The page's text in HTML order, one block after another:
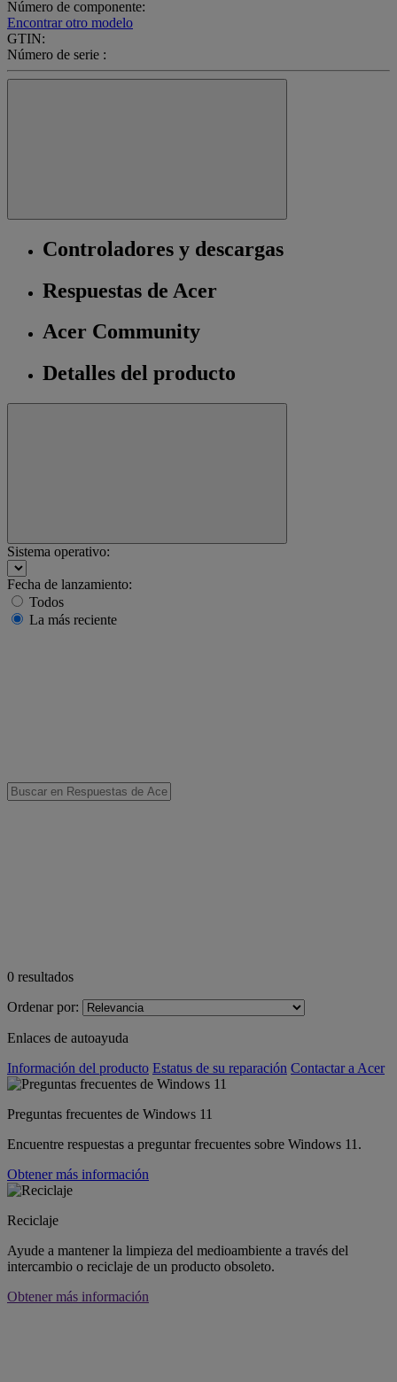
Número de componente:
Encontrar otro modelo
GTIN:
Número de serie :
Controladores y descargas
Respuestas de Acer
Acer Community
Detalles del producto
Sistema operativo:
Fecha de lanzamiento:
Todos
La más reciente
0 resultados
Ordenar por:
Enlaces de autoayuda
Información del producto Estatus de su reparación Contactar a Acer
Preguntas frecuentes de Windows 11
Encuentre respuestas a preguntar frecuentes sobre Windows 11.
Obtener más información
Reciclaje
Ayude a mantener la limpieza del medioambiente a través del
intercambio o reciclaje de un producto obsoleto.
Obtener más información